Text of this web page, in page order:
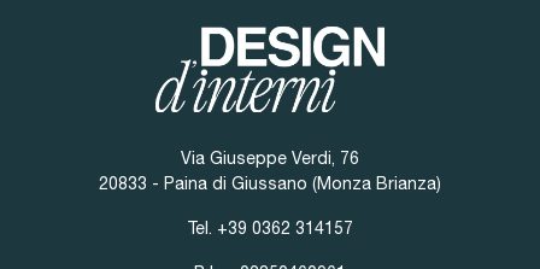
Via Giuseppe Verdi, 76
20833 - Paina di Giussano (Monza Brianza)
Tel. +39 0362 314157